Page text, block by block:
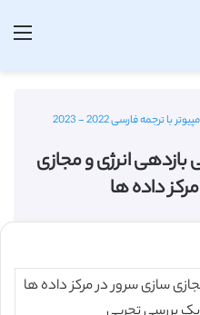
ترجمه فارسی 2022 - 2023
بازدهی انرژی و مجازی
داده ها
سازی سرور در مرکز داده ها